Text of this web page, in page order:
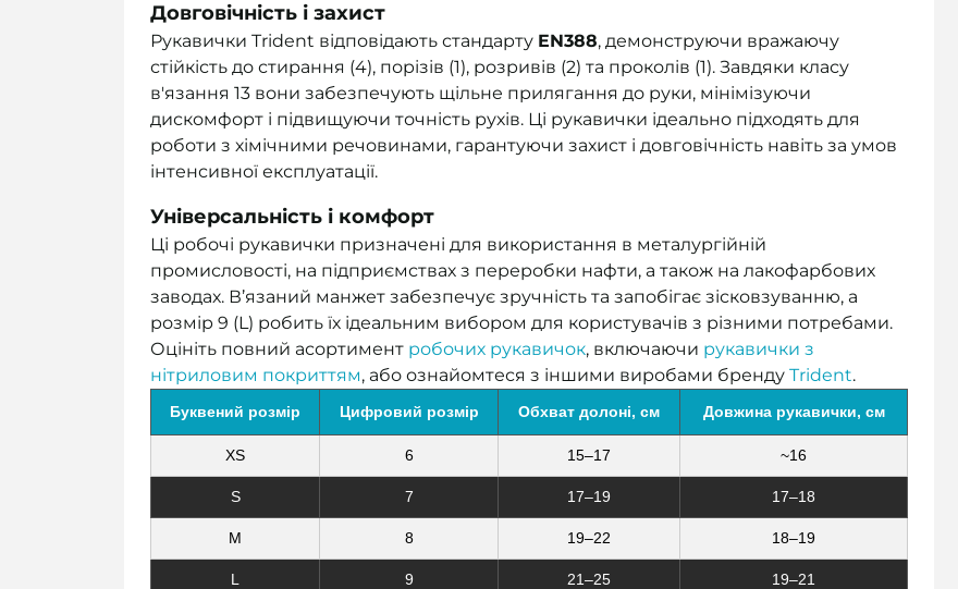
Довговічність і захист
Рукавички Trident відповідають стандарту EN388, демонструючи вражаючу
стійкість до стирання (4), порізів (1), розривів (2) та проколів (1). Завдяки класу
в'язання 13 вони забезпечують щільне прилягання до руки, мінімізуючи
дискомфорт і підвищуючи точність рухів. Ці рукавички ідеально підходять для
роботи з хімічними речовинами, гарантуючи захист і довговічність навіть за умов
інтенсивної експлуатації.
Універсальність і комфорт
Ці робочі рукавички призначені для використання в металургійній
промисловості, на підприємствах з переробки нафти, а також на лакофарбових
заводах. В’язаний манжет забезпечує зручність та запобігає зісковзуванню, а
розмір 9 (L) робить їх ідеальним вибором для користувачів з різними потребами.
Оцініть повний асортимент робочих рукавичок, включаючи рукавички з
нітриловим покриттям, або ознайомтеся з іншими виробами бренду Trident.
Буквений розмір Цифровий розмір Обхват долоні, см Довжина рукавички, см
XS 6 15–17 ~16
S 7 17–19 17–18
M 8 19–22 18–19
L 9 21–25 19–21